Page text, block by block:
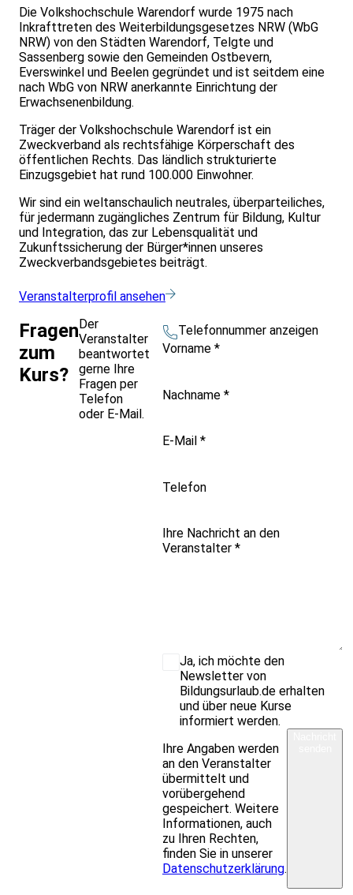
Die Volkshochschule Warendorf wurde 1975 nach
Inkrafttreten des Weiterbildungsgesetzes NRW (WbG
NRW) von den Städten Warendorf, Telgte und
Sassenberg sowie den Gemeinden Ostbevern,
Everswinkel und Beelen gegründet und ist seitdem eine
nach WbG von NRW anerkannte Einrichtung der
Erwachsenenbildung.
Träger der Volkshochschule Warendorf ist ein
Zweckverband als rechtsfähige Körperschaft des
öffentlichen Rechts. Das ländlich strukturierte
Einzugsgebiet hat rund 100.000 Einwohner.
Wir sind ein weltanschaulich neutrales, überparteiliches,
für jedermann zugängliches Zentrum für Bildung, Kultur
und Integration, das zur Lebensqualität und
Zukunftssicherung der Bürger*innen unseres
Zweckverbandsgebietes beiträgt.
Veranstalterprofil ansehen
Fragen
zum
Kurs?
Der
Veranstalter
beantwortet
gerne Ihre
Fragen per
Telefon
oder E-Mail.
Telefonnummer anzeigen
Vorname *
Nachname *
E-Mail *
Telefon
Ihre Nachricht an den
Veranstalter *
Ja, ich möchte den
Newsletter von
Bildungsurlaub.de erhalten
und über neue Kurse
informiert werden.
Ihre Angaben werden
an den Veranstalter
übermittelt und
vorübergehend
gespeichert. Weitere
Informationen, auch
zu Ihren Rechten,
finden Sie in unserer
Datenschutzerklärung.